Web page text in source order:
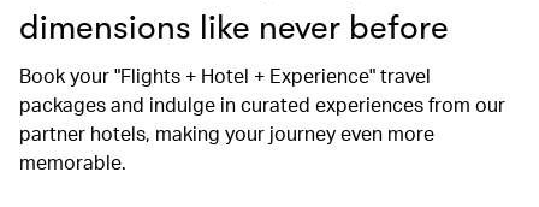
dimensions like never before
Book your "Flights + Hotel + Experience" travel
packages and indulge in curated experiences from our
partner hotels, making your journey even more
memorable.